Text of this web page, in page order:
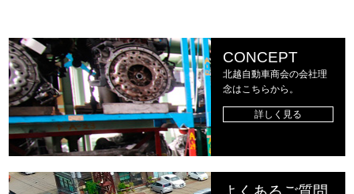
CONCEPT
北越自動車商会の会社理
念はこちらから。
詳しく見る